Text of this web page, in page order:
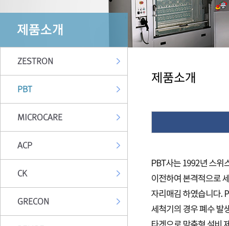
제품소개
ZESTRON
PBT
MICROCARE
ACP
CK
GRECON
제품소개